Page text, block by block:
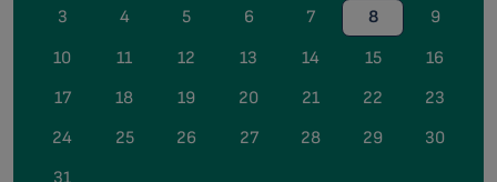
3
4 5 6 7 8
9
10
11 12 13 14 15
16
17
18 19 20 21 22
23
24
25 26 27 28 29
30